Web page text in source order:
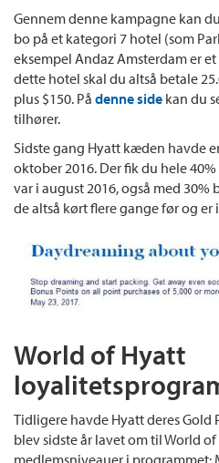
Gennem denne kampagne kan
bo på et kategori 7 hotel (som
eksempel Andaz Amsterdam er
dette hotel skal du altså betale
plus $150. På denne side kan du
tilhører.
Sidste gang Hyatt kæden havde
oktober 2016. Der fik du hele
var i august 2016, også med
de altså kørt flere gange før og
World of Hyatt
Tidligere havde Hyatt deres Gold
blev sidste år lavet om til World